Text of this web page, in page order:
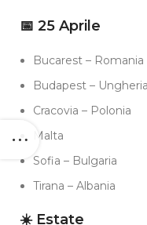
📅 25 Aprile
Bucarest – Romania
Budapest – Ungheria
Cracovia – Polonia
Malta
Sofia – Bulgaria
Tirana – Albania
☀️ Estate